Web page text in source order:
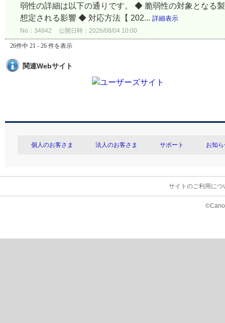
弱性の詳細は以下の通りです。 ◆ 脆弱性の対象とな
想定される影響 ◆ 対応方法【 202... 詳細表示
No：34842 公開日時：2026/08/04 10:00
26件中 21 - 26 件を表示
関連Webサイト
個人のお客さま 法人のお客さま サポート お知
サイトのご利用につ